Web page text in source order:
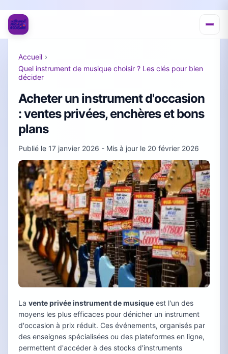
Accueil ›
Quel instrument de musique choisir ? Les clés pour bien
décider
Acheter un instrument d'occasion
: ventes privées, enchères et bons
plans
Publié le 17 janvier 2026 - Mis à jour le 20 février 2026
La vente privée instrument de musique est l'un des
moyens les plus efficaces pour dénicher un instrument
d'occasion à prix réduit. Ces événements, organisés par
des enseignes spécialisées ou des plateformes en ligne,
permettent d'accéder à des stocks d'instruments